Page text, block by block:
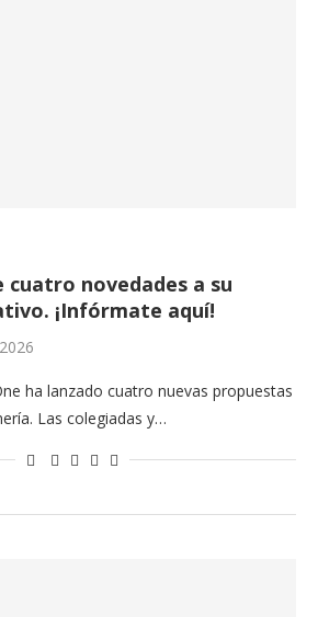
cuatro novedades a su
¡Infórmate aquí!
ha lanzado cuatro nuevas propuestas
Las colegiadas y…